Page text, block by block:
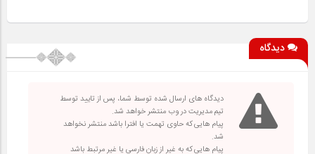
دیدگاه
دیدگاه های ارسال شده توسط شما، پس از تایید توسط
تیم مدیریت در وب منتشر خواهد شد.
پیام هایی که حاوی تهمت یا افترا باشد منتشر نخواهد
شد.
پیام هایی که به غیر از زبان فارسی یا غیر مرتبط باشد